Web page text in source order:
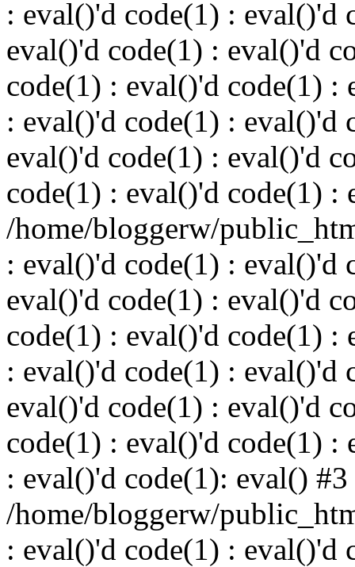
: eval()'d code(1) : eval()'d
eval()'d code(1) : eval()'d
code(1) : eval()'d code(1) :
: eval()'d code(1) : eval()'d
eval()'d code(1) : eval()'d
code(1) : eval()'d code(1) :
/home/bloggerw/
: eval()'d code(1) : eval()'d
eval()'d code(1) : eval()'d
code(1) : eval()'d code(1) :
: eval()'d code(1) : eval()'d
eval()'d code(1) : eval()'d
code(1) : eval()'d code(1) :
: eval()'d code(1): eval() #3
/home/bloggerw/
: eval()'d code(1) : eval()'d